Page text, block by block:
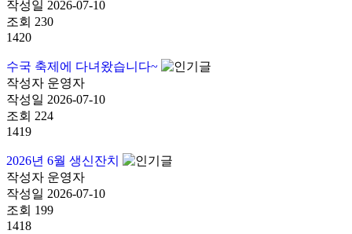
작성일 2026-07-10
조회 230
1420
수국 축제에 다녀왔습니다~
작성자 운영자
작성일 2026-07-10
조회 224
1419
2026년 6월 생신잔치
작성자 운영자
작성일 2026-07-10
조회 199
1418